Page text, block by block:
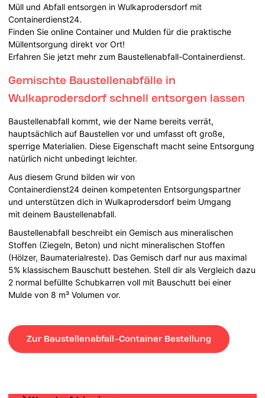
Müll und Abfall entsorgen in Wulkaprodersdorf mit
Containerdienst24.
Finden Sie online Container und Mulden für die praktische
Müllentsorgung direkt vor Ort!
Erfahren Sie jetzt mehr zum Baustellenabfall-Containerdienst.
Gemischte Baustellenabfälle in
Wulkaprodersdorf schnell entsorgen lassen
Baustellenabfall kommt, wie der Name bereits verrät,
hauptsächlich auf Baustellen vor und umfasst oft große,
sperrige Materialien. Diese Eigenschaft macht seine Entsorgung
natürlich nicht unbedingt leichter.
Aus diesem Grund bilden wir von
Containerdienst24 deinen kompetenten Entsorgungspartner
und unterstützen dich in Wulkaprodersdorf beim Umgang
mit deinem Baustellenabfall.
Baustellenabfall beschreibt ein Gemisch aus mineralischen
Stoffen (Ziegeln, Beton) und nicht mineralischen Stoffen
(Hölzer, Baumaterialreste). Das Gemisch darf nur aus maximal
5% klassischem Bauschutt bestehen. Stell dir als Vergleich dazu
2 normal befüllte Schubkarren voll mit Bauschutt bei einer
Mulde von 8 m³ Volumen vor.
Zur Baustellenabfall-Container Bestellung